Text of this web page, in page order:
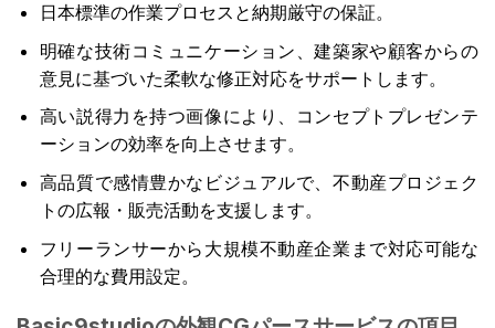
日本標準の作業プロセスと納期厳守の保証。
明確な技術コミュニケーション、建築家や顧客からの
意見に基づいた柔軟な修正対応をサポートします。
高い説得力を持つ画像により、コンセプトプレゼンテ
ーションの効率を向上させます。
高品質で感情豊かなビジュアルで、不動産プロジェク
トの広報・販売活動を支援します。
フリーランサーから大規模不動産企業まで対応可能な
合理的な費用設定。